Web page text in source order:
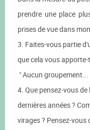
prendre une place
prises de vue dans
3. Faites-vous partie
que cela vous apporte-
" Aucun groupement...
4. Que pensez-vous
dernières années ?
virages ? Pensez-vous